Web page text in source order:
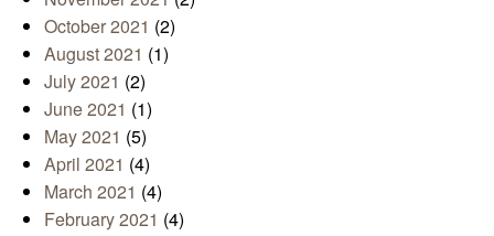
October 2021 (2)
August 2021 (1)
July 2021 (2)
June 2021 (1)
May 2021 (5)
April 2021 (4)
March 2021 (4)
February 2021 (4)